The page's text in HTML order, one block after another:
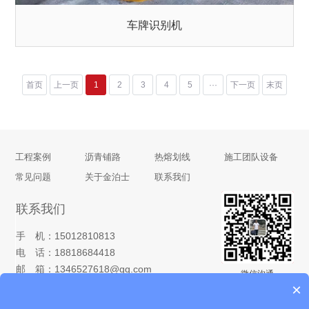
车牌识别机
首页 上一页 1 2 3 4 5 ··· 下一页 末页
工程案例 沥青铺路 热熔划线
施工团队设备
常见问题
关于金泊士 联系我们
联系我们
手 机：15012810813
电 话：18818684418
邮 箱：1346527618@qq.com
微信沟通
×